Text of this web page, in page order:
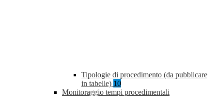
Tipologie di procedimento (da pubblicare
in tabelle) 10
Monitoraggio tempi procedimentali